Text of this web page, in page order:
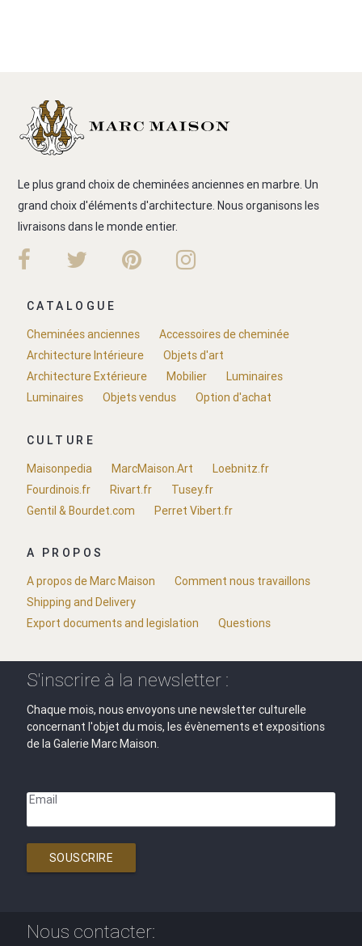
Le plus grand choix de cheminées anciennes en marbre. Un
grand choix d'éléments d'architecture. Nous organisons les
livraisons dans le monde entier.
CATALOGUE
Cheminées anciennes
Accessoires de cheminée
Architecture Intérieure
Objets d'art
Architecture Extérieure
Mobilier
Luminaires
Luminaires
Objets vendus Option d'achat
CULTURE
Maisonpedia
MarcMaison.Art
Loebnitz.fr
Fourdinois.fr
Rivart.fr
Tusey.fr
Gentil & Bourdet.com
Perret Vibert.fr
A PROPOS
A propos de Marc Maison
Comment nous travaillons
Shipping and Delivery
Export documents and legislation
Questions
S'inscrire à la newsletter :
Chaque mois, nous envoyons une newsletter culturelle
concernant l'objet du mois, les évènements et expositions
de la Galerie Marc Maison.
Email
SOUSCRIRE
Nous contacter: